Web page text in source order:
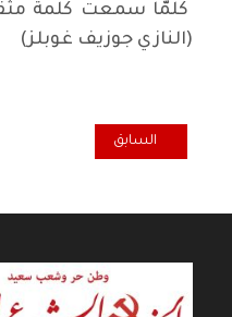
كلمّا سمعت كلمة
(النازي جوزيف غوبلز)
المقال السابق: أمشي
السابق